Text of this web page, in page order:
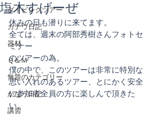
ダイビングツアー
カナウ日記
器材
Ｑ＆Ｍ
無題のカテゴリー
かなう日記
講習
塩木すげーぜ
休みの日も潜りに来てます。
全ては、週末の阿部秀樹さんフォトセ
ミナー
のツアーの為。
僕の中で、このツアーは非常に特別な
思い入れのあるツアー、とにかく安全
に参加者全員の方に楽しんで頂きた
い。